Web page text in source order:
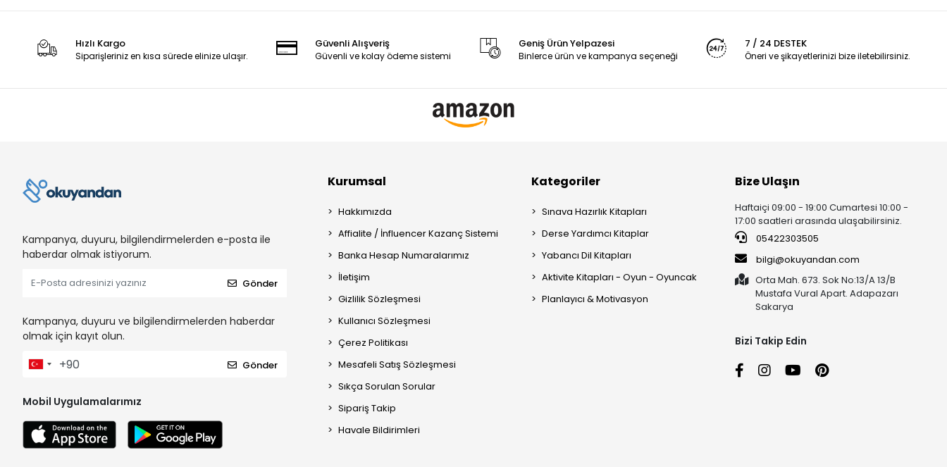
Hızlı Kargo
Siparişleriniz en kısa sürede elinize ulaşır.
Güvenli Alışveriş
Güvenli ve kolay ödeme sistemi
Geniş Ürün Yelpazesi
Binlerce ürün ve kampanya seçeneği
7 / 24 DESTEK
Öneri ve şikayetlerinizi bize iletebilirsiniz.
Kampanya, duyuru, bilgilendirmelerden e-posta ile
haberdar olmak istiyorum.
Gönder
Kampanya, duyuru ve bilgilendirmelerden haberdar
olmak için kayıt olun.
Gönder
Mobil Uygulamalarımız
Kurumsal
Hakkımızda
Affialite / İnfluencer Kazanç Sistemi
Banka Hesap Numaralarımız
İletişim
Gizlilik Sözleşmesi
Kullanıcı Sözleşmesi
Çerez Politikası
Mesafeli Satış Sözleşmesi
Sıkça Sorulan Sorular
Sipariş Takip
Havale Bildirimleri
Kategoriler
Sınava Hazırlık Kitapları
Derse Yardımcı Kitaplar
Yabancı Dil Kitapları
Aktivite Kitapları - Oyun - Oyuncak
Planlayıcı & Motivasyon
Bize Ulaşın
Haftaiçi 09:00 - 19:00 Cumartesi 10:00 -
17:00 saatleri arasında ulaşabilirsiniz.
05422303505
bilgi@okuyandan.com
Orta Mah. 673. Sok No:13/A 13/B
Mustafa Vural Apart. Adapazarı
Sakarya
Bizi Takip Edin